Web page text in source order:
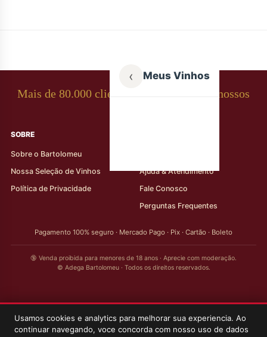
Usamos cookies e analytics para melhorar sua experiencia. Ao
continuar navegando, voce concorda com nosso uso de dados
‹ Meus Vinhos
Mais de 80.000 clientes apaixonados por nossos
SOBRE
Sobre o Bartolomeu
Nossa Seleção de Vinhos
Política de Privacidade
Ajuda & Atendimento
Fale Conosco
Perguntas Frequentes
Pagamento 100% seguro · Mercado Pago · Pix · Cartão · Boleto
🔞 Venda proibida para menores de 18 anos · Aprecie com moderação.
© Adega Bartolomeu · Todos os direitos reservados.